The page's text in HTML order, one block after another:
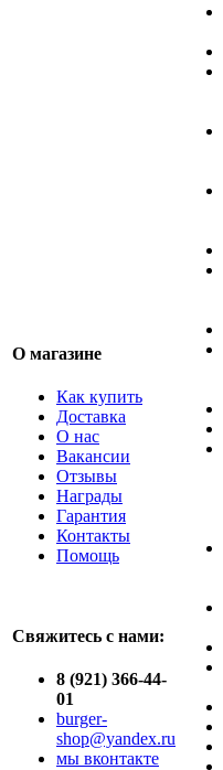
О магазине
Как купить
Доставка
О нас
Вакансии
Отзывы
Награды
Гарантия
Контакты
Помощь
Свяжитесь с нами:
8 (921) 366-44-
01
burger-
shop@yandex.ru
мы вконтакте